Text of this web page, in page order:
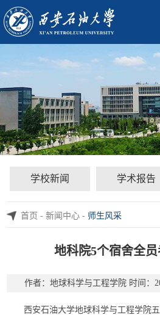
学校新闻 学术报告
首页-新闻中心- 师生风采
地科院5个宿舍全员
作者：地球科学与工程学院 时间：
西安石油大学地球科学与工程学院